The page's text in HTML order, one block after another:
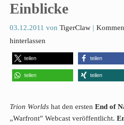
Einblicke
03.12.2011 von TigerClaw
hinterlassen
teilen teilen
teilen teilen
Trion Worlds hat den ersten End of
„Warfront” Webcast veröffentlicht.